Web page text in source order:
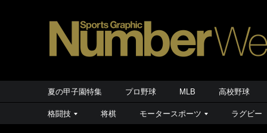
夏の甲子園特集 プロ野球 MLB 高校野球
格闘技 将棋 モータースポーツ ラグビー